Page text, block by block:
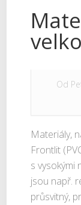
Od
Materiály,
Frontlit
s vysokými
jsou např.
průsvitný,